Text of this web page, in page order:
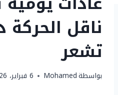
ناقل
تشعر
بواسطةMohamed 6 فبراير، 2026